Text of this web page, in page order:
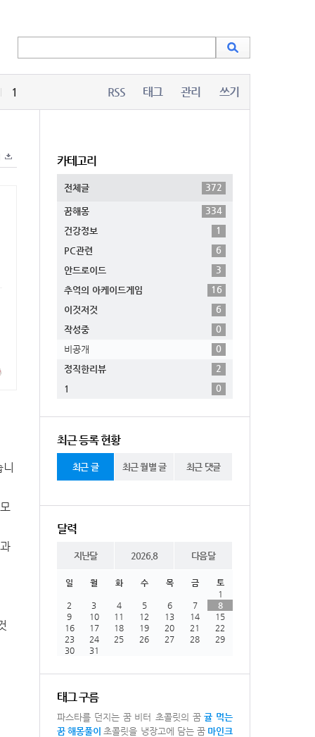
1 RSS 태그 관리 쓰기
카테고리
전체글 372
꿈해몽
334
건강정보
1
PC관련
6
안드로이드
3
추억의 아케이드게임
16
이것저것
6
작성중
0
비공개
0
정직한리뷰
2
1
0
최근 등록 현황
최근 글 최근 월별 글 최근 댓글
달력
지난달 2026.8 다음달
일 월 화 수 목 금
토
1
2
3 4 5 6 7
8
9
10 11 12 13 14
15
16
17 18 19 20 21
22
23
24 25 26 27 28
29
30
31
태그 구름
파스타를 던지는 꿈 비터 초콜릿의 꿈 귤 먹는
꿈 해몽풀이 초콜릿을 냉장고에 담는 꿈 마인크